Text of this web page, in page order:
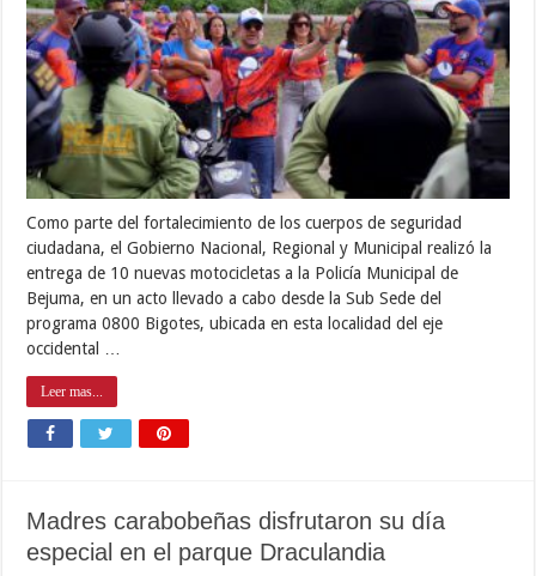
Como parte del fortalecimiento de los cuerpos de seguridad
ciudadana, el Gobierno Nacional, Regional y Municipal realizó la
entrega de 10 nuevas motocicletas a la Policía Municipal de
Bejuma, en un acto llevado a cabo desde la Sub Sede del
programa 0800 Bigotes, ubicada en esta localidad del eje
occidental …
Leer mas...
Madres carabobeñas disfrutaron su día
especial en el parque Draculandia